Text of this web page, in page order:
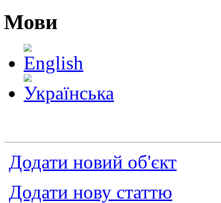
Мови
Додати новий об'єкт
Додати нову статтю